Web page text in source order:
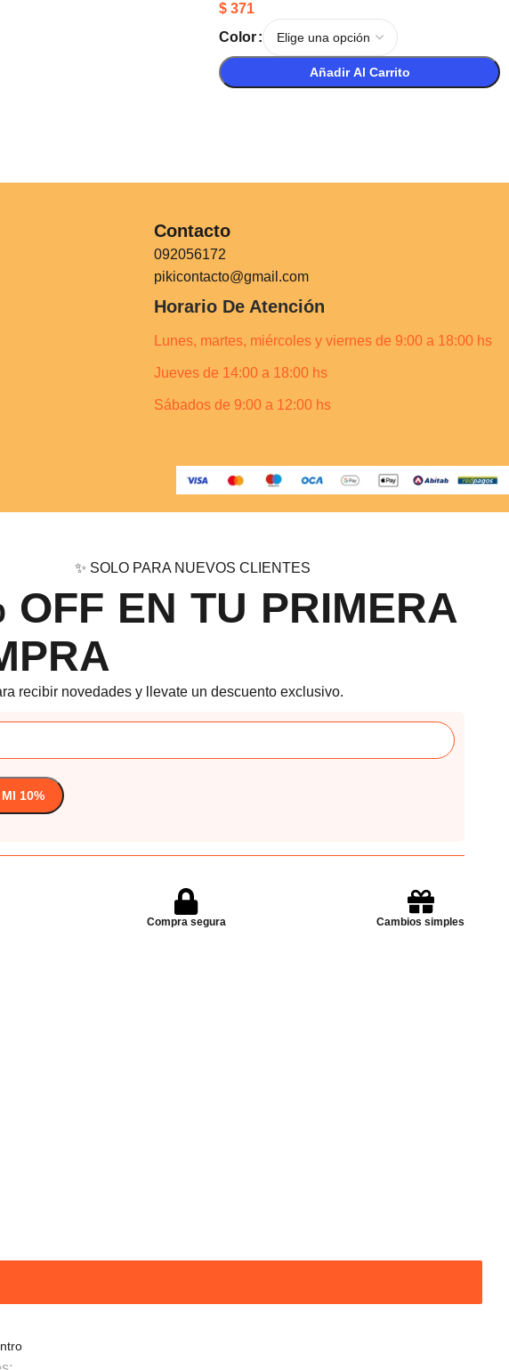
$ 371
Color
Añadir Al Carrito
Contacto
092056172
pikicontacto@gmail.com
Horario De Atención
Lunes, martes, miércoles y viernes de 9:00 a 18:00 hs
Jueves de 14:00 a 18:00 hs
Sábados de 9:00 a 12:00 hs
✨ SOLO PARA NUEVOS CLIENTES
OFF EN TU PRIMERA
recibir novedades y llevate un descuento exclusivo.
Compra segura Cambios simples